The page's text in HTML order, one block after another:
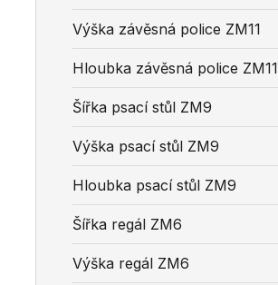
Výška závěsná police ZM11
Hloubka závěsná police ZM11
Šířka psací stůl ZM9
Výška psací stůl ZM9
Hloubka psací stůl ZM9
Šířka regál ZM6
Výška regál ZM6